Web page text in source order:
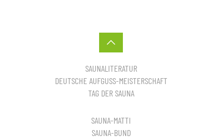
SAUNALITERATUR
DEUTSCHE AUFGUSS-MEISTERSCHAFT
TAG DER SAUNA
SAUNA-MATTI
SAUNA-BUND